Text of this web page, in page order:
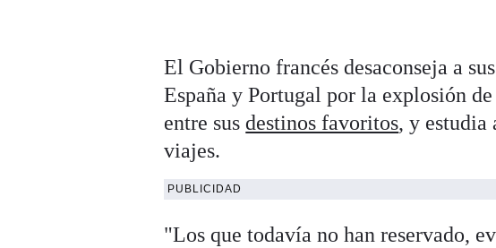
El Gobierno francés desaconseja a
España y Portugal por la explosión
entre susdestinos favoritos, y estudia
viajes.
PUBLICIDAD
"Los que todavía no han reservado,